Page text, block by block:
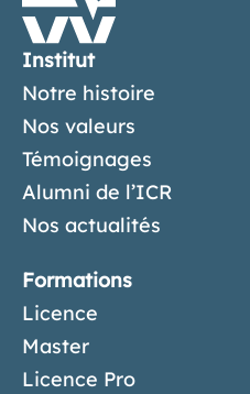
Institut
Notre histoire
Nos valeurs
Témoignages
Alumni de l’ICR
Nos actualités
Formations
Licence
Master
Licence Pro